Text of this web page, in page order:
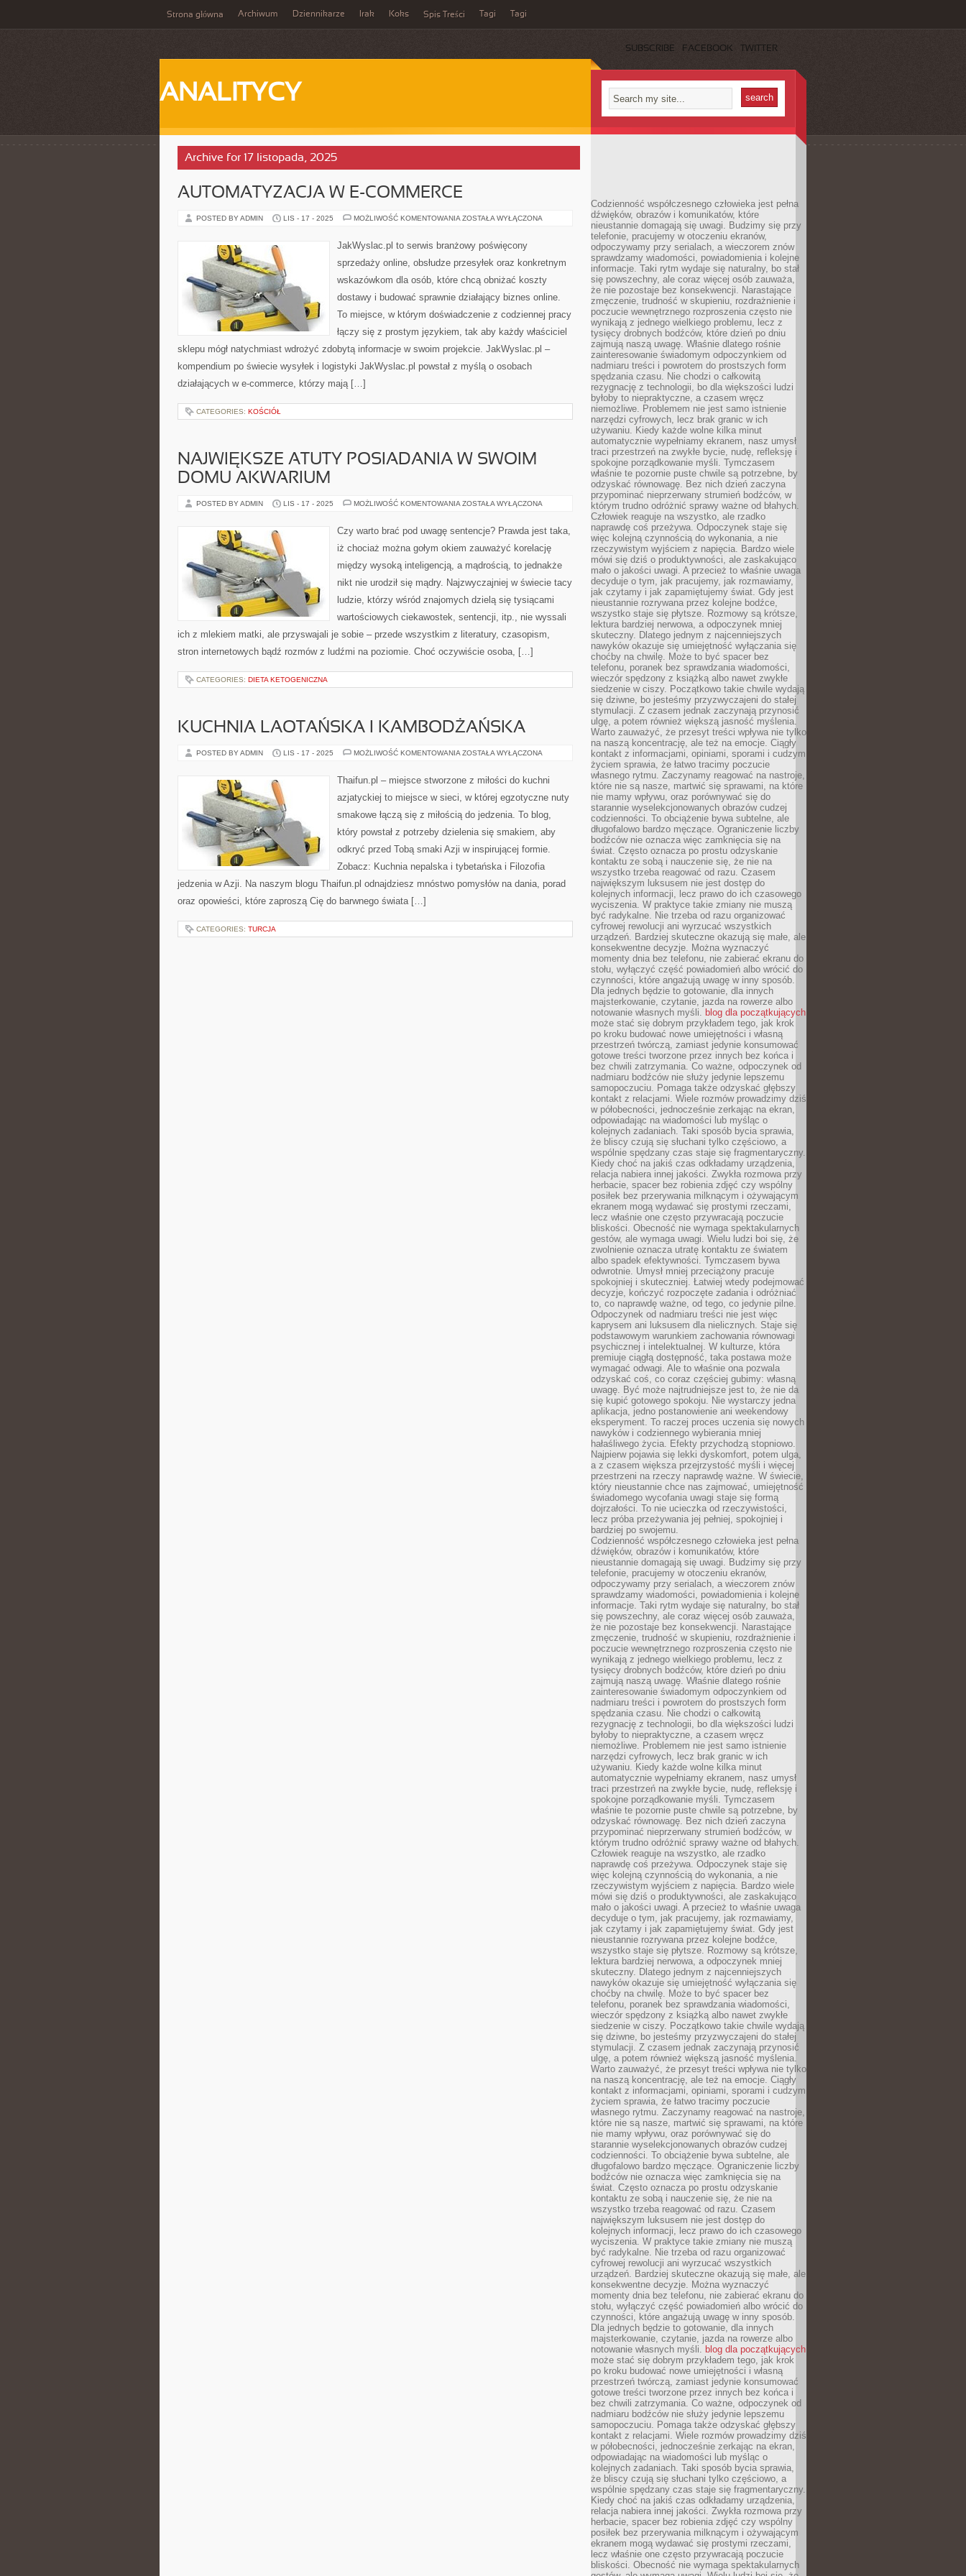
Strona główna Archiwum Dziennikarze Irak Koks Spis Treści Tagi Tagi
SUBSCRIBE FACEBOOK TWITTER
ANALITYCY
Archive for 17 listopada, 2025
AUTOMATYZACJA W E-COMMERCE
POSTED BY ADMIN LIS - 17 - 2025 MOŻLIWOŚĆ KOMENTOWANIA AUTOMATYZACJA
COMMERCE
ZOSTAŁA WYŁĄCZONA
JakWyslac.pl to serwis branżowy poświęcony
sprzedaży online, obsłudze przesyłek oraz konkretnym
wskazówkom dla osób, które chcą obniżać koszty
dostawy i budować sprawnie działający biznes online.
To miejsce, w którym doświadczenie z codziennej pracy
łączy się z prostym językiem, tak aby każdy właściciel
sklepu mógł natychmiast wdrożyć zdobytą informacje w swoim projekcie. JakWyslac.pl –
kompendium po świecie wysyłek i logistyki JakWyslac.pl powstał z myślą o osobach
działających w e-commerce, którzy mają […]
CATEGORIES: KOŚCIÓŁ
NAJWIĘKSZE ATUTY POSIADANIA W SWOIM
DOMU AKWARIUM
POSTED BY ADMIN LIS - 17 - 2025 MOŻLIWOŚĆ KOMENTOWANIA NAJWIĘKSZE
W
SWOIM
AKWARIUM
ZOSTAŁA WYŁĄCZONA
Czy warto brać pod uwagę sentencje? Prawda jest taka,
iż chociaż można gołym okiem zauważyć korelację
między wysoką inteligencją, a mądrością, to jednakże
nikt nie urodził się mądry. Najzwyczajniej w świecie tacy
ludzie, którzy wśród znajomych dzielą się tysiącami
wartościowych ciekawostek, sentencji, itp., nie wyssali
ich z mlekiem matki, ale przyswajali je sobie – przede wszystkim z literatury, czasopism,
stron internetowych bądź rozmów z ludźmi na poziomie. Choć oczywiście osoba, […]
CATEGORIES: DIETA KETOGENICZNA
KUCHNIA LAOTAŃSKA I KAMBODŻAŃSKA
POSTED BY ADMIN LIS - 17 - 2025 MOŻLIWOŚĆ KOMENTOWANIA KUCHNIA
KAMBODŻAŃSKA
ZOSTAŁA WYŁĄCZONA
Thaifun.pl – miejsce stworzone z miłości do kuchni
azjatyckiej to miejsce w sieci, w której egzotyczne nuty
smakowe łączą się z miłością do jedzenia. To blog,
który powstał z potrzeby dzielenia się smakiem, aby
odkryć przed Tobą smaki Azji w inspirującej formie.
Zobacz: Kuchnia nepalska i tybetańska i Filozofia
jedzenia w Azji. Na naszym blogu Thaifun.pl odnajdziesz mnóstwo pomysłów na dania, porad
oraz opowieści, które zaproszą Cię do barwnego świata […]
CATEGORIES: TURCJA
Codzienność współczesnego człowieka jest pełna
dźwięków, obrazów i komunikatów, które
nieustannie domagają się uwagi. Budzimy się przy
telefonie, pracujemy w otoczeniu ekranów,
odpoczywamy przy serialach, a wieczorem znów
sprawdzamy wiadomości, powiadomienia i kolejne
informacje. Taki rytm wydaje się naturalny, bo stał
się powszechny, ale coraz więcej osób zauważa,
że nie pozostaje bez konsekwencji. Narastające
zmęczenie, trudność w skupieniu, rozdrażnienie i
poczucie wewnętrznego rozproszenia często nie
wynikają z jednego wielkiego problemu, lecz z
tysięcy drobnych bodźców, które dzień po dniu
zajmują naszą uwagę. Właśnie dlatego rośnie
zainteresowanie świadomym odpoczynkiem od
nadmiaru treści i powrotem do prostszych form
spędzania czasu. Nie chodzi o całkowitą
rezygnację z technologii, bo dla większości ludzi
byłoby to niepraktyczne, a czasem wręcz
niemożliwe. Problemem nie jest samo istnienie
narzędzi cyfrowych, lecz brak granic w ich
używaniu. Kiedy każde wolne kilka minut
automatycznie wypełniamy ekranem, nasz umysł
traci przestrzeń na zwykłe bycie, nudę, refleksję i
spokojne porządkowanie myśli. Tymczasem
właśnie te pozornie puste chwile są potrzebne, by
odzyskać równowagę. Bez nich dzień zaczyna
przypominać nieprzerwany strumień bodźców, w
którym trudno odróżnić sprawy ważne od błahych.
Człowiek reaguje na wszystko, ale rzadko
naprawdę coś przeżywa. Odpoczynek staje się
więc kolejną czynnością do wykonania, a nie
rzeczywistym wyjściem z napięcia. Bardzo wiele
mówi się dziś o produktywności, ale zaskakująco
mało o jakości uwagi. A przecież to właśnie uwaga
decyduje o tym, jak pracujemy, jak rozmawiamy,
jak czytamy i jak zapamiętujemy świat. Gdy jest
nieustannie rozrywana przez kolejne bodźce,
wszystko staje się płytsze. Rozmowy są krótsze,
lektura bardziej nerwowa, a odpoczynek mniej
skuteczny. Dlatego jednym z najcenniejszych
nawyków okazuje się umiejętność wyłączania się
choćby na chwilę. Może to być spacer bez
telefonu, poranek bez sprawdzania wiadomości,
wieczór spędzony z książką albo nawet zwykłe
siedzenie w ciszy. Początkowo takie chwile wydają
się dziwne, bo jesteśmy przyzwyczajeni do stałej
stymulacji. Z czasem jednak zaczynają przynosić
ulgę, a potem również większą jasność myślenia.
Warto zauważyć, że przesyt treści wpływa nie tylko
na naszą koncentrację, ale też na emocje. Ciągły
kontakt z informacjami, opiniami, sporami i cudzym
życiem sprawia, że łatwo tracimy poczucie
własnego rytmu. Zaczynamy reagować na nastroje,
które nie są nasze, martwić się sprawami, na które
nie mamy wpływu, oraz porównywać się do
starannie wyselekcjonowanych obrazów cudzej
codzienności. To obciążenie bywa subtelne, ale
długofalowo bardzo męczące. Ograniczenie liczby
bodźców nie oznacza więc zamknięcia się na
świat. Często oznacza po prostu odzyskanie
kontaktu ze sobą i nauczenie się, że nie na
wszystko trzeba reagować od razu. Czasem
największym luksusem nie jest dostęp do
kolejnych informacji, lecz prawo do ich czasowego
wyciszenia. W praktyce takie zmiany nie muszą
być radykalne. Nie trzeba od razu organizować
cyfrowej rewolucji ani wyrzucać wszystkich
urządzeń. Bardziej skuteczne okazują się małe, ale
konsekwentne decyzje. Można wyznaczyć
momenty dnia bez telefonu, nie zabierać ekranu do
stołu, wyłączyć część powiadomień albo wrócić do
czynności, które angażują uwagę w inny sposób.
Dla jednych będzie to gotowanie, dla innych
majsterkowanie, czytanie, jazda na rowerze albo
notowanie własnych myśli. blog dla początkujących
może stać się dobrym przykładem tego, jak krok
po kroku budować nowe umiejętności i własną
przestrzeń twórczą, zamiast jedynie konsumować
gotowe treści tworzone przez innych bez końca i
bez chwili zatrzymania. Co ważne, odpoczynek od
nadmiaru bodźców nie służy jedynie lepszemu
samopoczuciu. Pomaga także odzyskać głębszy
kontakt z relacjami. Wiele rozmów prowadzimy dziś
w półobecności, jednocześnie zerkając na ekran,
odpowiadając na wiadomości lub myśląc o
kolejnych zadaniach. Taki sposób bycia sprawia,
że bliscy czują się słuchani tylko częściowo, a
wspólnie spędzany czas staje się fragmentaryczny.
Kiedy choć na jakiś czas odkładamy urządzenia,
relacja nabiera innej jakości. Zwykła rozmowa przy
herbacie, spacer bez robienia zdjęć czy wspólny
posiłek bez przerywania milknącym i ożywającym
ekranem mogą wydawać się prostymi rzeczami,
lecz właśnie one często przywracają poczucie
bliskości. Obecność nie wymaga spektakularnych
gestów, ale wymaga uwagi. Wielu ludzi boi się, że
zwolnienie oznacza utratę kontaktu ze światem
albo spadek efektywności. Tymczasem bywa
odwrotnie. Umysł mniej przeciążony pracuje
spokojniej i skuteczniej. Łatwiej wtedy podejmować
decyzje, kończyć rozpoczęte zadania i odróżniać
to, co naprawdę ważne, od tego, co jedynie pilne.
Odpoczynek od nadmiaru treści nie jest więc
kaprysem ani luksusem dla nielicznych. Staje się
podstawowym warunkiem zachowania równowagi
psychicznej i intelektualnej. W kulturze, która
premiuje ciągłą dostępność, taka postawa może
wymagać odwagi. Ale to właśnie ona pozwala
odzyskać coś, co coraz częściej gubimy: własną
uwagę. Być może najtrudniejsze jest to, że nie da
się kupić gotowego spokoju. Nie wystarczy jedna
aplikacja, jedno postanowienie ani weekendowy
eksperyment. To raczej proces uczenia się nowych
nawyków i codziennego wybierania mniej
hałaśliwego życia. Efekty przychodzą stopniowo.
Najpierw pojawia się lekki dyskomfort, potem ulga,
a z czasem większa przejrzystość myśli i więcej
przestrzeni na rzeczy naprawdę ważne. W świecie,
który nieustannie chce nas zajmować, umiejętność
świadomego wycofania uwagi staje się formą
dojrzałości. To nie ucieczka od rzeczywistości,
lecz próba przeżywania jej pełniej, spokojniej i
bardziej po swojemu.
Codzienność współczesnego człowieka jest pełna
dźwięków, obrazów i komunikatów, które
nieustannie domagają się uwagi. Budzimy się przy
telefonie, pracujemy w otoczeniu ekranów,
odpoczywamy przy serialach, a wieczorem znów
sprawdzamy wiadomości, powiadomienia i kolejne
informacje. Taki rytm wydaje się naturalny, bo stał
się powszechny, ale coraz więcej osób zauważa,
że nie pozostaje bez konsekwencji. Narastające
zmęczenie, trudność w skupieniu, rozdrażnienie i
poczucie wewnętrznego rozproszenia często nie
wynikają z jednego wielkiego problemu, lecz z
tysięcy drobnych bodźców, które dzień po dniu
zajmują naszą uwagę. Właśnie dlatego rośnie
zainteresowanie świadomym odpoczynkiem od
nadmiaru treści i powrotem do prostszych form
spędzania czasu. Nie chodzi o całkowitą
rezygnację z technologii, bo dla większości ludzi
byłoby to niepraktyczne, a czasem wręcz
niemożliwe. Problemem nie jest samo istnienie
narzędzi cyfrowych, lecz brak granic w ich
używaniu. Kiedy każde wolne kilka minut
automatycznie wypełniamy ekranem, nasz umysł
traci przestrzeń na zwykłe bycie, nudę, refleksję i
spokojne porządkowanie myśli. Tymczasem
właśnie te pozornie puste chwile są potrzebne, by
odzyskać równowagę. Bez nich dzień zaczyna
przypominać nieprzerwany strumień bodźców, w
którym trudno odróżnić sprawy ważne od błahych.
Człowiek reaguje na wszystko, ale rzadko
naprawdę coś przeżywa. Odpoczynek staje się
więc kolejną czynnością do wykonania, a nie
rzeczywistym wyjściem z napięcia. Bardzo wiele
mówi się dziś o produktywności, ale zaskakująco
mało o jakości uwagi. A przecież to właśnie uwaga
decyduje o tym, jak pracujemy, jak rozmawiamy,
jak czytamy i jak zapamiętujemy świat. Gdy jest
nieustannie rozrywana przez kolejne bodźce,
wszystko staje się płytsze. Rozmowy są krótsze,
lektura bardziej nerwowa, a odpoczynek mniej
skuteczny. Dlatego jednym z najcenniejszych
nawyków okazuje się umiejętność wyłączania się
choćby na chwilę. Może to być spacer bez
telefonu, poranek bez sprawdzania wiadomości,
wieczór spędzony z książką albo nawet zwykłe
siedzenie w ciszy. Początkowo takie chwile wydają
się dziwne, bo jesteśmy przyzwyczajeni do stałej
stymulacji. Z czasem jednak zaczynają przynosić
ulgę, a potem również większą jasność myślenia.
Warto zauważyć, że przesyt treści wpływa nie tylko
na naszą koncentrację, ale też na emocje. Ciągły
kontakt z informacjami, opiniami, sporami i cudzym
życiem sprawia, że łatwo tracimy poczucie
własnego rytmu. Zaczynamy reagować na nastroje,
które nie są nasze, martwić się sprawami, na które
nie mamy wpływu, oraz porównywać się do
starannie wyselekcjonowanych obrazów cudzej
codzienności. To obciążenie bywa subtelne, ale
długofalowo bardzo męczące. Ograniczenie liczby
bodźców nie oznacza więc zamknięcia się na
świat. Często oznacza po prostu odzyskanie
kontaktu ze sobą i nauczenie się, że nie na
wszystko trzeba reagować od razu. Czasem
największym luksusem nie jest dostęp do
kolejnych informacji, lecz prawo do ich czasowego
wyciszenia. W praktyce takie zmiany nie muszą
być radykalne. Nie trzeba od razu organizować
cyfrowej rewolucji ani wyrzucać wszystkich
urządzeń. Bardziej skuteczne okazują się małe, ale
konsekwentne decyzje. Można wyznaczyć
momenty dnia bez telefonu, nie zabierać ekranu do
stołu, wyłączyć część powiadomień albo wrócić do
czynności, które angażują uwagę w inny sposób.
Dla jednych będzie to gotowanie, dla innych
majsterkowanie, czytanie, jazda na rowerze albo
notowanie własnych myśli. blog dla początkujących
może stać się dobrym przykładem tego, jak krok
po kroku budować nowe umiejętności i własną
przestrzeń twórczą, zamiast jedynie konsumować
gotowe treści tworzone przez innych bez końca i
bez chwili zatrzymania. Co ważne, odpoczynek od
nadmiaru bodźców nie służy jedynie lepszemu
samopoczuciu. Pomaga także odzyskać głębszy
kontakt z relacjami. Wiele rozmów prowadzimy dziś
w półobecności, jednocześnie zerkając na ekran,
odpowiadając na wiadomości lub myśląc o
kolejnych zadaniach. Taki sposób bycia sprawia,
że bliscy czują się słuchani tylko częściowo, a
wspólnie spędzany czas staje się fragmentaryczny.
Kiedy choć na jakiś czas odkładamy urządzenia,
relacja nabiera innej jakości. Zwykła rozmowa przy
herbacie, spacer bez robienia zdjęć czy wspólny
posiłek bez przerywania milknącym i ożywającym
ekranem mogą wydawać się prostymi rzeczami,
lecz właśnie one często przywracają poczucie
bliskości. Obecność nie wymaga spektakularnych